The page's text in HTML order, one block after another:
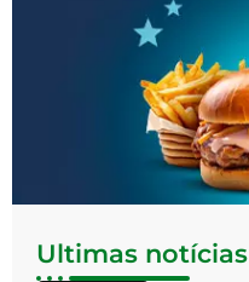
Ultimas notícias